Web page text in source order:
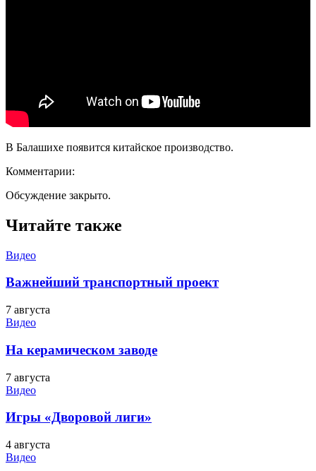
В Балашихе появится китайское производство.
Комментарии:
Обсуждение закрыто.
Читайте также
Видео
Важнейший транспортный проект
7 августа
Видео
На керамическом заводе
7 августа
Видео
Игры «Дворовой лиги»
4 августа
Видео